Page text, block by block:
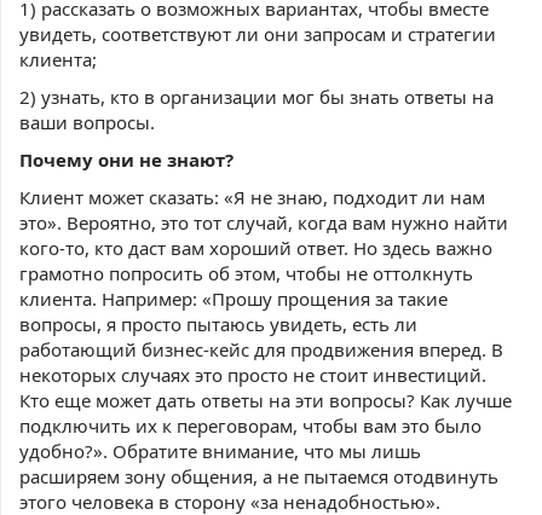
1) рассказать о возможных вариантах, чтобы вместе
увидеть, соответствуют ли они запросам и стратегии
клиента;
2) узнать, кто в организации мог бы знать ответы на
ваши вопросы.
Почему они не знают?
Клиент может сказать: «Я не знаю, подходит ли нам
это». Вероятно, это тот случай, когда вам нужно найти
кого-то, кто даст вам хороший ответ. Но здесь важно
грамотно попросить об этом, чтобы не оттолкнуть
клиента. Например: «Прошу прощения за такие
вопросы, я просто пытаюсь увидеть, есть ли
работающий бизнес-кейс для продвижения вперед. В
некоторых случаях это просто не стоит инвестиций.
Кто еще может дать ответы на эти вопросы? Как лучше
подключить их к переговорам, чтобы вам это было
удобно?». Обратите внимание, что мы лишь
расширяем зону общения, а не пытаемся отодвинуть
этого человека в сторону «за ненадобностью».